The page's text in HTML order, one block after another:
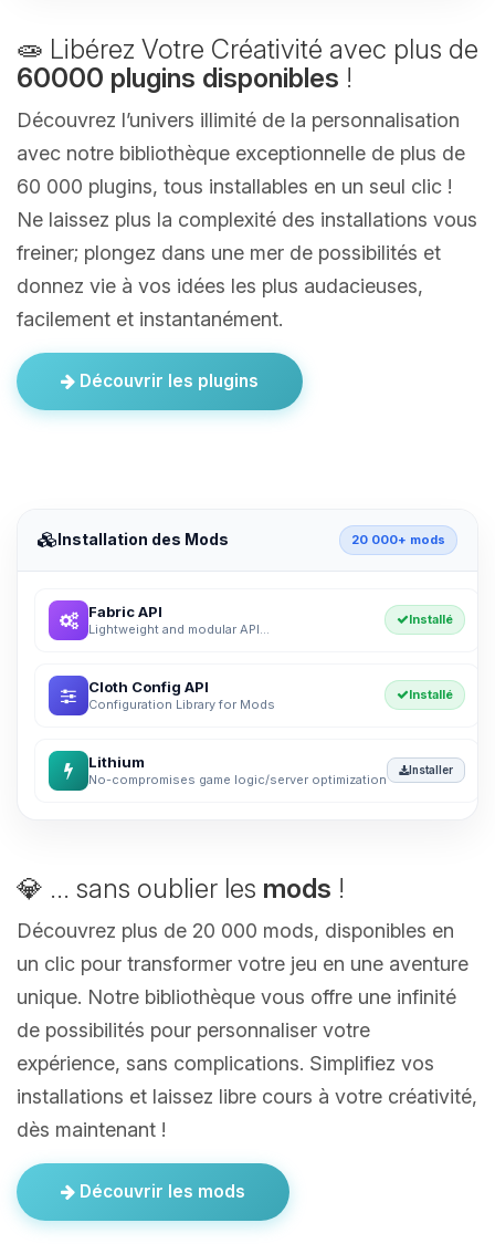
🧫 Libérez Votre Créativité avec plus de
60000 plugins disponibles !
Découvrez l’univers illimité de la personnalisation
avec notre bibliothèque exceptionnelle de plus de
60 000 plugins, tous installables en un seul clic !
Ne laissez plus la complexité des installations vous
freiner; plongez dans une mer de possibilités et
donnez vie à vos idées les plus audacieuses,
facilement et instantanément.
Découvrir les plugins
Installation des Mods 20 000+ mods
Fabric API
Lightweight and modular API...
Installé
Cloth Config API
Configuration Library for Mods
Installé
Lithium
No-compromises game logic/server optimization
Installer
💎 ... sans oublier les mods !
Découvrez plus de 20 000 mods, disponibles en
un clic pour transformer votre jeu en une aventure
unique. Notre bibliothèque vous offre une infinité
de possibilités pour personnaliser votre
expérience, sans complications. Simplifiez vos
installations et laissez libre cours à votre créativité,
dès maintenant !
Découvrir les mods